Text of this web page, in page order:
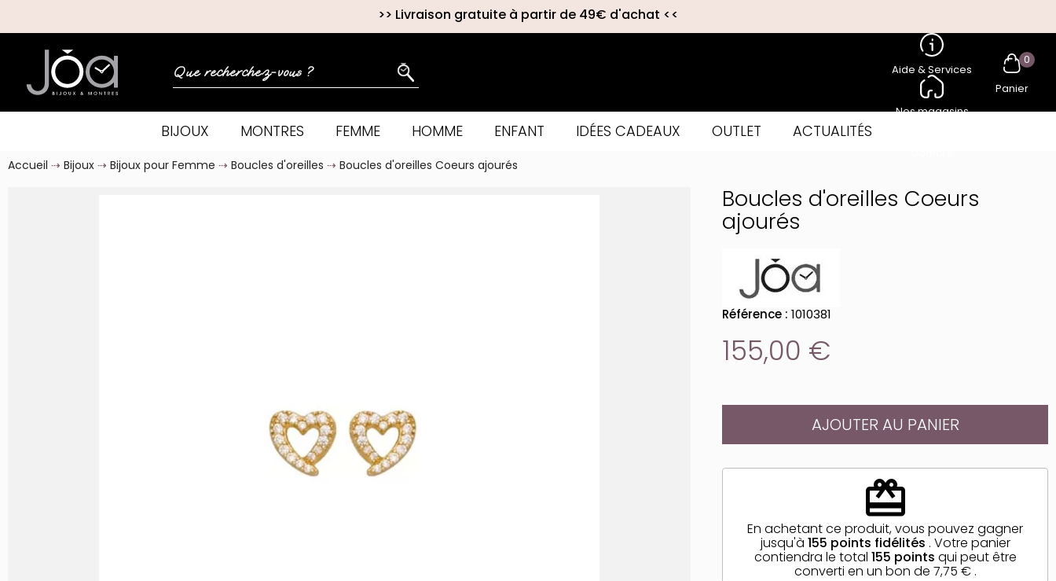
>> Livraison gratuite à partir de 49€ d'achat <<
Aide & Services
Nos magasins
0
Panier
BIJOUX MONTRES FEMME HOMME ENFANT IDÉES CADEAUX OUTLET ACTUALITÉS
Accueil Bijoux Bijoux pour Femme Boucles d'oreilles Boucles d'oreilles Coeurs ajourés
Boucles d'oreilles Coeurs
ajourés
Référence : 1010381
155,00 €
AJOUTER AU PANIER
redeem
En achetant ce produit, vous pouvez gagner
jusqu'à 155 points fidélités . Votre panier
contiendra le total 155 points qui peut être
converti en un bon de 7,75 €.